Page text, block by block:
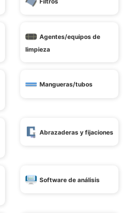
Agentes/equipos de
limpieza
Mangueras/tubos
Abrazaderas y fijaciones
Software de análisis